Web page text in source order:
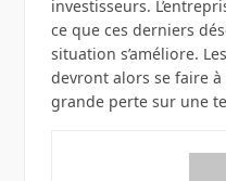
investisseurs.
ce que ces derniers
situation s’améliore.
devront alors se faire à
grande perte sur une